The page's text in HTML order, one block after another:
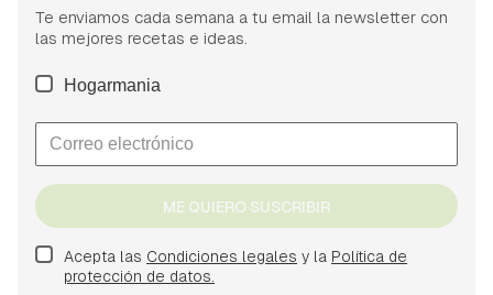
Te enviamos cada semana a tu email la newsletter con
las mejores recetas e ideas.
Hogarmania
ME QUIERO SUSCRIBIR
Acepta las Condiciones legales y la Política de
protección de datos.